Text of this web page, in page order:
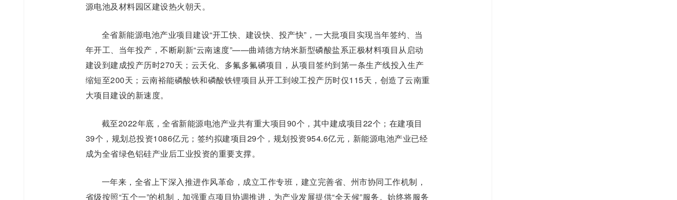
源电池及材料园区建设热火朝天。
全省新能源电池产业项目建设“开工快、建设快、投产快”，一大批项目实现当年签约、当
年开工、当年投产，不断刷新“云南速度”——曲靖德方纳米新型磷酸盐系正极材料项目从启动
建设到建成投产历时270天；云天化、多氟多氟磷项目，从项目签约到第一条生产线投入生产
缩短至200天；云南裕能磷酸铁和磷酸铁锂项目从开工到竣工投产历时仅115天，创造了云南重
大项目建设的新速度。
截至2022年底，全省新能源电池产业共有重大项目90个，其中建成项目22个；在建项目
39个，规划总投资1086亿元；签约拟建项目29个，规划投资954.6亿元，新能源电池产业已经
成为全省绿色铝硅产业后工业投资的重要支撑。
一年来，全省上下深入推进作风革命，成立工作专班，建立完善省、州市协同工作机制，
省级按照“五个一”的机制，加强重点项目协调推进，为产业发展提供“全天候”服务。始终将服务